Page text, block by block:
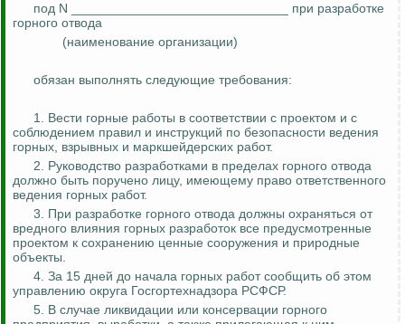
под N ______________________________ при разработке
горного отвода
(наименование организации)
обязан выполнять следующие требования:
1. Вести горные работы в соответствии с проектом и с
соблюдением правил и инструкций по безопасности ведения
горных, взрывных и маркшейдерских работ.
2. Руководство разработками в пределах горного отвода
должно быть поручено лицу, имеющему право ответственного
ведения горных работ.
3. При разработке горного отвода должны охраняться от
вредного влияния горных разработок все предусмотренные
проектом к сохранению ценные сооружения и природные
объекты.
4. За 15 дней до начала горных работ сообщить об этом
управлению округа Госгортехнадзора РСФСР.
5. В случае ликвидации или консервации горного